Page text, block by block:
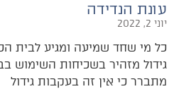
עונת הנדידה
יוני 2, 2022
כל מי שחד שמיעה ומגיע לבית
גידול מזהיר בשכיחות השימוש
מתברר כי אין זה בעקבות גידול